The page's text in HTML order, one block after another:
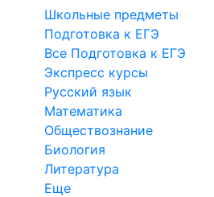
Школьные предметы
Подготовка к ЕГЭ
Все Подготовка к ЕГЭ
Экспресс курсы
Русский язык
Математика
Обществознание
Биология
Литература
Еще